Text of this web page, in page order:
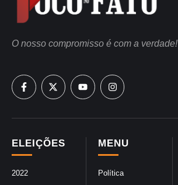
MENU
Política
ELEIÇÕES
2022
O nosso compromisso é com a verdade!